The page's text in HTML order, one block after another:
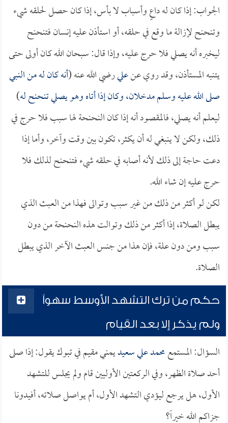
الجواب: إذا كان له داعٍ وأسباب لا بأس، إذا كان حصل لحلقه شيء
وتنحنح لإزالة ما وقع في حلقه، أو استأذن عليه إنسان فتنحنح
ليخبره أنه يصلي فلا حرج عليه، وإذا قال: سبحان الله كان أولى حتى
يتنبه المستأذن، وقد روي عنعليرضي الله عنه (أنه كان له من النبي
صلى الله عليه وسلم مدخلان، وكان إذا أتاه وهو يصلي تنحنح له)
ليعلم أنه يصلي، فالمقصود أنه إذا كان النحنحة لها سبب فلا حرج في
ذلك، ولكن لا ينبغي له أن يكثر، تكون بين وقت وآخر، وأما إذا
دعت حاجة إلى ذلك لأنه أصابه في حلقه شيء فتنحنح لذلك فلا
حرج عليه إن شاء الله.
لكن لو أكثر من ذلك من غير سبب وتوالى فهذا من العبث الذي
يبطل الصلاة، إذا أكثر من ذلك وتوالت هذه النحنحة من دون
سبب ومن دون علة، فإن هذا من جنس العبث الآخر الذي يبطل
الصلاة.
حكم من ترك التشهد الأوسط سهواً
ولم يذكر إلا بعد القيام
السؤال: المستمعمحمد علي سعيديمني مقيم في تبوك يقول: إذا صلى
أحد صلاة الظهر، وفي الركعتين الأوليين قام ولم يجلس للتشهد
الأول، هل يرجع ليؤدي التشهد الأول، أم يواصل صلاته، أفيدونا
جزاكم الله خيراً؟